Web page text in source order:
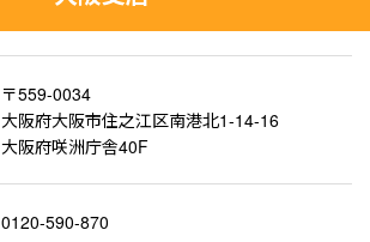
〒559-0034
大阪府大阪市住之江区南港北1-14-16
大阪府咲洲庁舎40F
0120-590-870